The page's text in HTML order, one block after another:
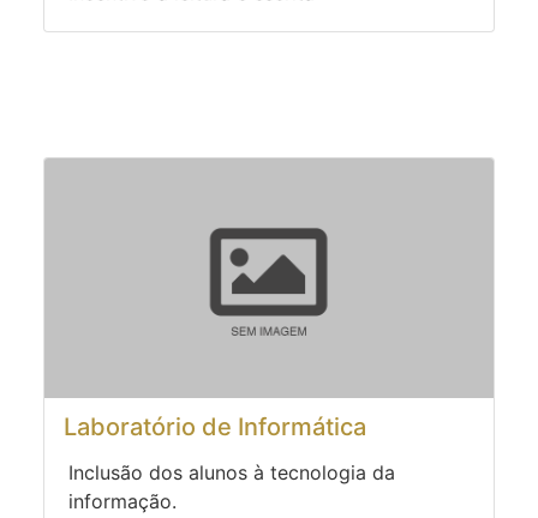
Laboratório de Informática
Inclusão dos alunos à tecnologia da
informação.